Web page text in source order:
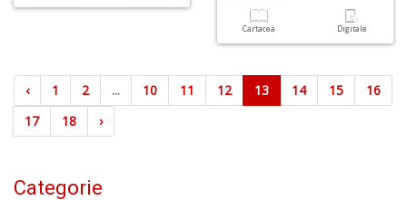
Cartacea Digitale
‹ 1 2 ... 10 11 12 13 14 15
16
17
18 ›
Categorie